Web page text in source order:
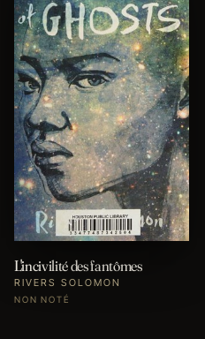
L'incivilité des fantômes
RIVERS SOLOMON
NON NOTÉ